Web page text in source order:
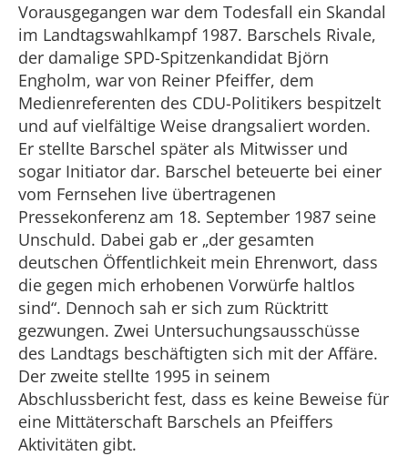
Vorausgegangen war dem Todesfall ein Skandal
im Landtagswahlkampf 1987. Barschels Rivale,
der damalige SPD-Spitzenkandidat Björn
Engholm, war von Reiner Pfeiffer, dem
Medienreferenten des CDU-Politikers bespitzelt
und auf vielfältige Weise drangsaliert worden.
Er stellte Barschel später als Mitwisser und
sogar Initiator dar. Barschel beteuerte bei einer
vom Fernsehen live übertragenen
Pressekonferenz am 18. September 1987 seine
Unschuld. Dabei gab er „der gesamten
deutschen Öffentlichkeit mein Ehrenwort, dass
die gegen mich erhobenen Vorwürfe haltlos
sind“. Dennoch sah er sich zum Rücktritt
gezwungen. Zwei Untersuchungsausschüsse
des Landtags beschäftigten sich mit der Affäre.
Der zweite stellte 1995 in seinem
Abschlussbericht fest, dass es keine Beweise für
eine Mittäterschaft Barschels an Pfeiffers
Aktivitäten gibt.